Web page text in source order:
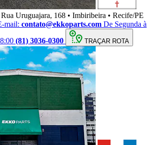
Rua Uruguajara, 168 • Imbiribeira • Recife/PE
mail: contato@ekkoparts.com De Segunda à
(81) 3036-0300 TRAÇAR ROTA